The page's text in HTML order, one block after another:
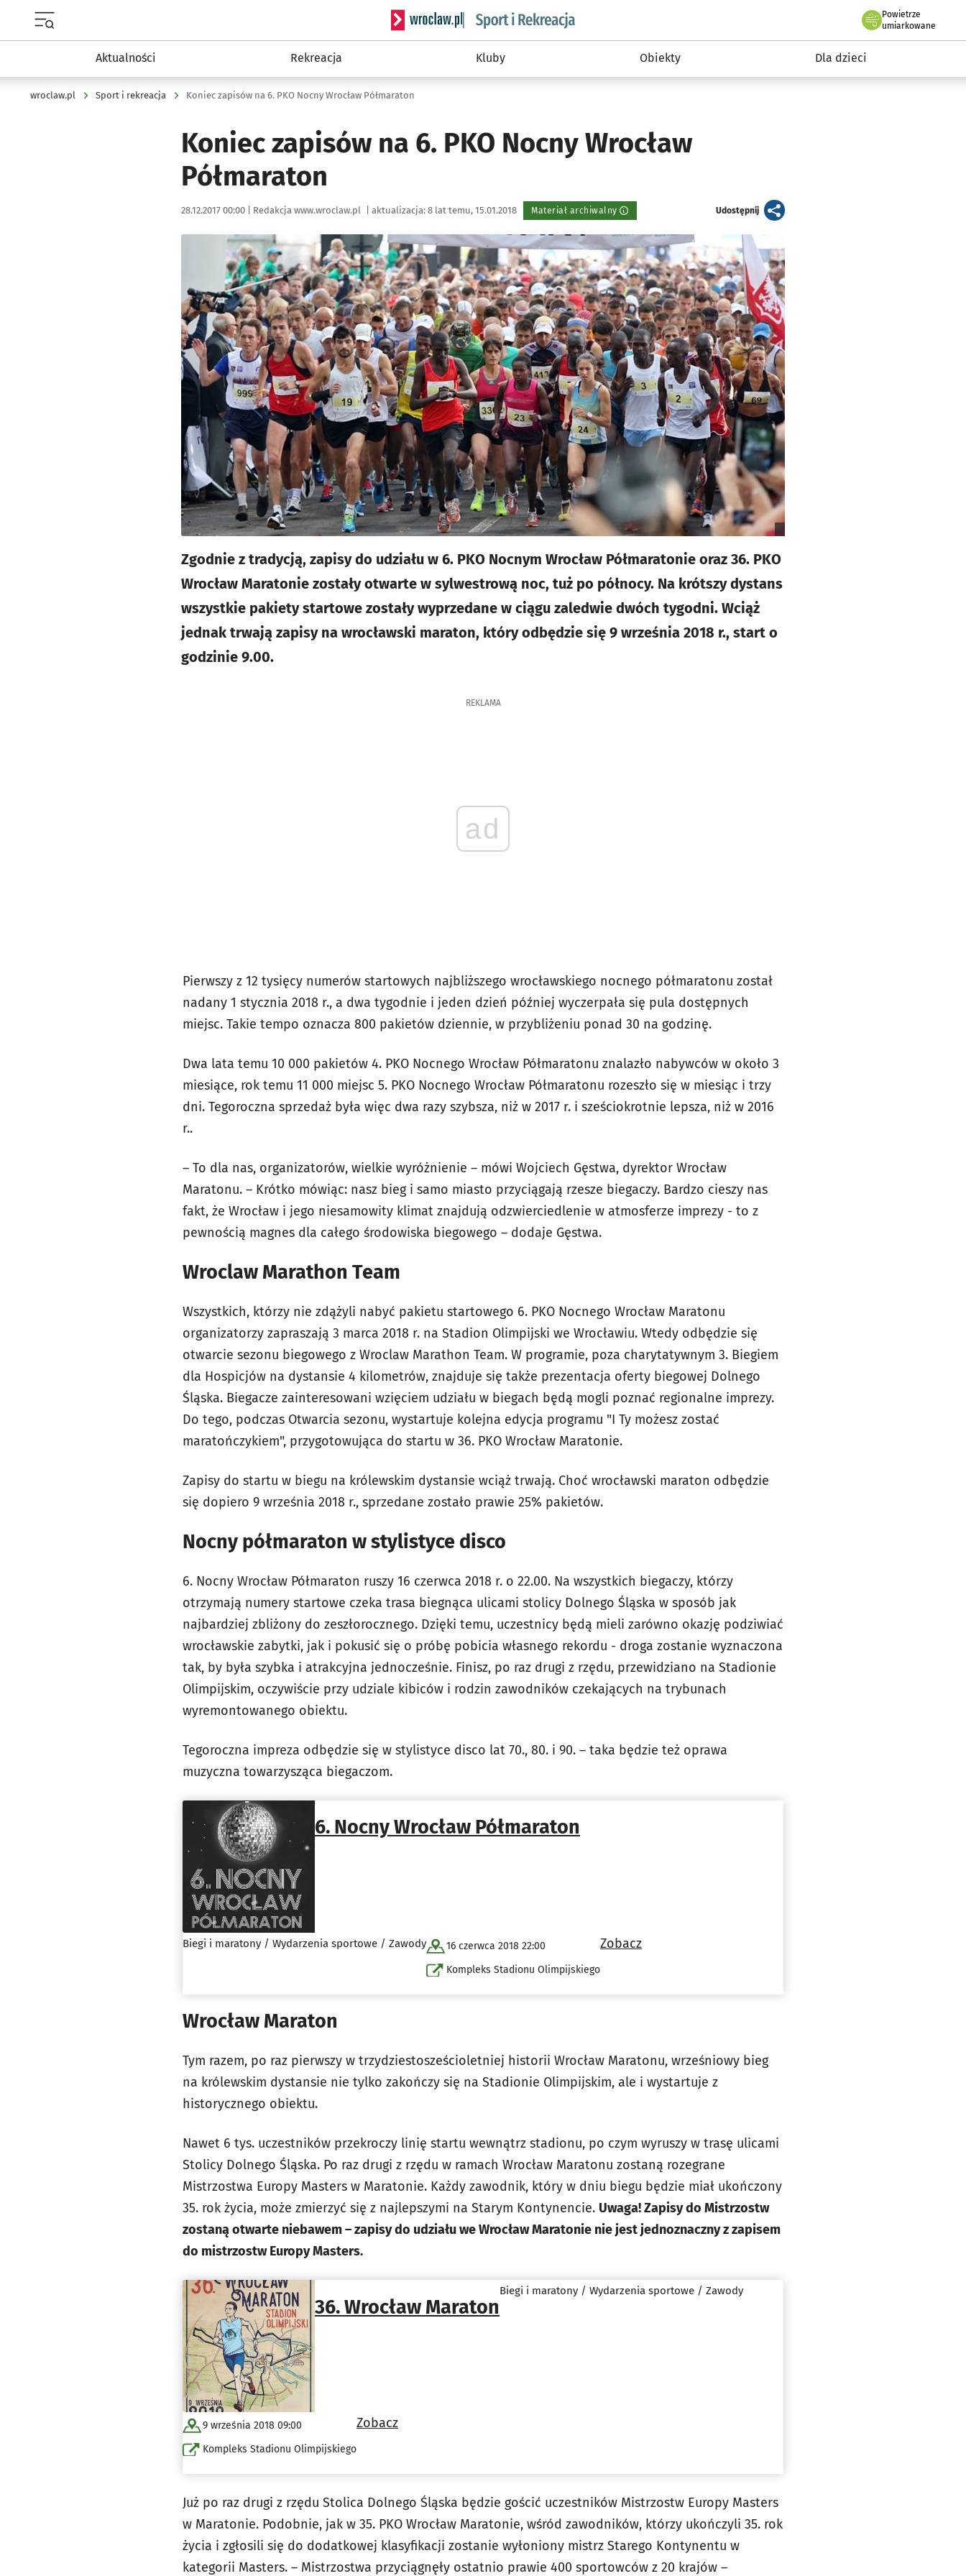
Serwis informacyjny wroclaw.pl podserwis: Sport i rekreacja
Powietrze
we Wrocławiu
umiarkowane
Aktualności Rekreacja Kluby Obiekty Dla dzieci
wroclaw.pl Sport i rekreacja Koniec zapisów na 6. PKO Nocny Wrocław Półmaraton
Koniec zapisów na 6. PKO Nocny Wrocław
Półmaraton
Data publikacji:
28.12.2017 00:00 | Autor:
Redakcja www.wroclaw.pl aktualizacja: 8 lat temu, 15.01.2018 Materiał archiwalny Udostępnijartykuł
Kliknij, aby powiększyć
Zgodnie z tradycją, zapisy do udziału w 6. PKO Nocnym Wrocław Półmaratonie oraz 36. PKO
Wrocław Maratonie zostały otwarte w sylwestrową noc, tuż po północy. Na krótszy dystans
wszystkie pakiety startowe zostały wyprzedane w ciągu zaledwie dwóch tygodni. Wciąż
jednak trwają zapisy na wrocławski maraton, który odbędzie się 9 września 2018 r., start o
godzinie 9.00.
REKLAMA
ad
Pierwszy z 12 tysięcy numerów startowych najbliższego wrocławskiego nocnego półmaratonu został
nadany 1 stycznia 2018 r., a dwa tygodnie i jeden dzień później wyczerpała się pula dostępnych
miejsc. Takie tempo oznacza 800 pakietów dziennie, w przybliżeniu ponad 30 na godzinę.
Dwa lata temu 10 000 pakietów 4. PKO Nocnego Wrocław Półmaratonu znalazło nabywców w około 3
miesiące, rok temu 11 000 miejsc 5. PKO Nocnego Wrocław Półmaratonu rozeszło się w miesiąc i trzy
dni. Tegoroczna sprzedaż była więc dwa razy szybsza, niż w 2017 r. i sześciokrotnie lepsza, niż w 2016
r..
– To dla nas, organizatorów, wielkie wyróżnienie – mówi Wojciech Gęstwa, dyrektor Wrocław
Maratonu. – Krótko mówiąc: nasz bieg i samo miasto przyciągają rzesze biegaczy. Bardzo cieszy nas
fakt, że Wrocław i jego niesamowity klimat znajdują odzwierciedlenie w atmosferze imprezy - to z
pewnością magnes dla całego środowiska biegowego – dodaje Gęstwa.
Wroclaw Marathon Team
Wszystkich, którzy nie zdążyli nabyć pakietu startowego 6. PKO Nocnego Wrocław Maratonu
organizatorzy zapraszają 3 marca 2018 r. na Stadion Olimpijski we Wrocławiu. Wtedy odbędzie się
otwarcie sezonu biegowego z Wroclaw Marathon Team. W programie, poza charytatywnym 3. Biegiem
dla Hospicjów na dystansie 4 kilometrów, znajduje się także prezentacja oferty biegowej Dolnego
Śląska. Biegacze zainteresowani wzięciem udziału w biegach będą mogli poznać regionalne imprezy.
Do tego, podczas Otwarcia sezonu, wystartuje kolejna edycja programu "I Ty możesz zostać
maratończykiem", przygotowująca do startu w 36. PKO Wrocław Maratonie.
Zapisy do startu w biegu na królewskim dystansie wciąż trwają. Choć wrocławski maraton odbędzie
się dopiero 9 września 2018 r., sprzedane zostało prawie 25% pakietów.
Nocny półmaraton w stylistyce disco
6. Nocny Wrocław Półmaraton ruszy 16 czerwca 2018 r. o 22.00. Na wszystkich biegaczy, którzy
otrzymają numery startowe czeka trasa biegnąca ulicami stolicy Dolnego Śląska w sposób jak
najbardziej zbliżony do zeszłorocznego. Dzięki temu, uczestnicy będą mieli zarówno okazję podziwiać
wrocławskie zabytki, jak i pokusić się o próbę pobicia własnego rekordu - droga zostanie wyznaczona
tak, by była szybka i atrakcyjna jednocześnie. Finisz, po raz drugi z rzędu, przewidziano na Stadionie
Olimpijskim, oczywiście przy udziale kibiców i rodzin zawodników czekających na trybunach
wyremontowanego obiektu.
Tegoroczna impreza odbędzie się w stylistyce disco lat 70., 80. i 90. – taka będzie też oprawa
muzyczna towarzysząca biegaczom.
6. Nocny Wrocław Półmaraton
Biegi i maratony / Wydarzenia sportowe / Zawody
16 czerwca 2018 22:00
Kompleks Stadionu Olimpijskiego
Zobacz
Wrocław Maraton
Tym razem, po raz pierwszy w trzydziestosześcioletniej historii Wrocław Maratonu, wrześniowy bieg
na królewskim dystansie nie tylko zakończy się na Stadionie Olimpijskim, ale i wystartuje z
historycznego obiektu.
Nawet 6 tys. uczestników przekroczy linię startu wewnątrz stadionu, po czym wyruszy w trasę ulicami
Stolicy Dolnego Śląska. Po raz drugi z rzędu w ramach Wrocław Maratonu zostaną rozegrane
Mistrzostwa Europy Masters w Maratonie. Każdy zawodnik, który w dniu biegu będzie miał ukończony
35. rok życia, może zmierzyć się z najlepszymi na Starym Kontynencie. Uwaga! Zapisy do Mistrzostw
zostaną otwarte niebawem – zapisy do udziału we Wrocław Maratonie nie jest jednoznaczny z zapisem
do mistrzostw Europy Masters.
36. Wrocław Maraton
Biegi i maratony / Wydarzenia sportowe / Zawody
9 września 2018 09:00
Kompleks Stadionu Olimpijskiego
Zobacz
Już po raz drugi z rzędu Stolica Dolnego Śląska będzie gościć uczestników Mistrzostw Europy Masters
w Maratonie. Podobnie, jak w 35. PKO Wrocław Maratonie, wśród zawodników, którzy ukończyli 35. rok
życia i zgłosili się do dodatkowej klasyfikacji zostanie wyłoniony mistrz Starego Kontynentu w
kategorii Masters. – Mistrzostwa przyciągnęły ostatnio prawie 400 sportowców z 20 krajów –